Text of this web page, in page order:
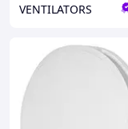
VENTILATORS